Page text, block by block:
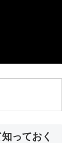
っておく